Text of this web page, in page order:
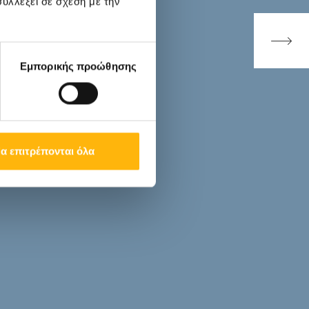
Εμπορικής προώθησης
επιτρέπονται όλα